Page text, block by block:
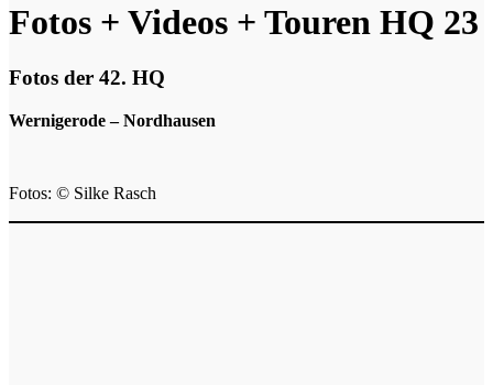
Fotos + Videos + Touren HQ 23
Fotos der 42. HQ
Wernigerode – Nordhausen
Fotos: © Silke Rasch